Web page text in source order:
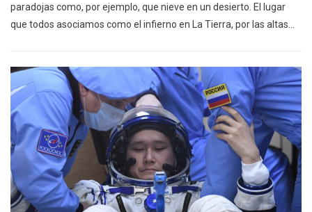
paradojas como, por ejemplo, que nieve en un desierto. El lugar
que todos asociamos como el infierno en La Tierra, por las altas…